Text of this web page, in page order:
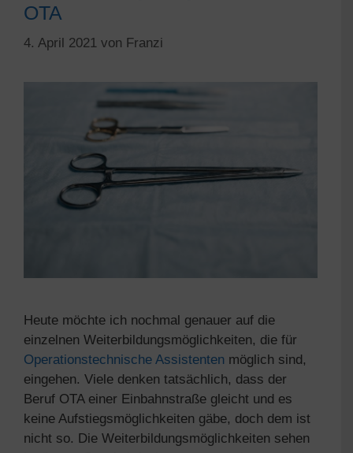
OTA
4. April 2021 von Franzi
Heute möchte ich nochmal genauer auf die
einzelnen Weiterbildungsmöglichkeiten, die für
Operationstechnische Assistenten möglich sind,
eingehen. Viele denken tatsächlich, dass der
Beruf OTA einer Einbahnstraße gleicht und es
keine Aufstiegsmöglichkeiten gäbe, doch dem ist
nicht so. Die Weiterbildungsmöglichkeiten sehen